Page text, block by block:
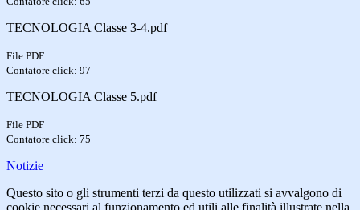
TECNOLOGIA Classe 3-4.pdf
File PDF
Contatore click: 97
TECNOLOGIA Classe 5.pdf
File PDF
Contatore click: 75
Notizie
Questo sito o gli strumenti terzi da questo utilizzati si avvalgono di
cookie necessari al funzionamento ed utili alle finalità illustrate nella